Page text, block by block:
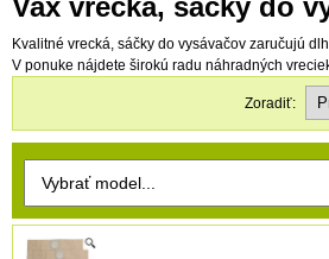
Kvalitné vrecká, sáčky do vysávačov zaručujú
V ponuke nájdete širokú radu náhradných
Zoradiť: